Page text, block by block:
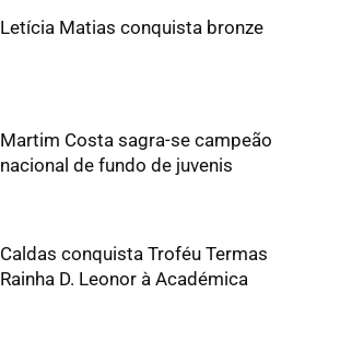
Letícia Matias conquista bronze
Martim Costa sagra-se campeão
nacional de fundo de juvenis
Caldas conquista Troféu Termas
Rainha D. Leonor à Académica